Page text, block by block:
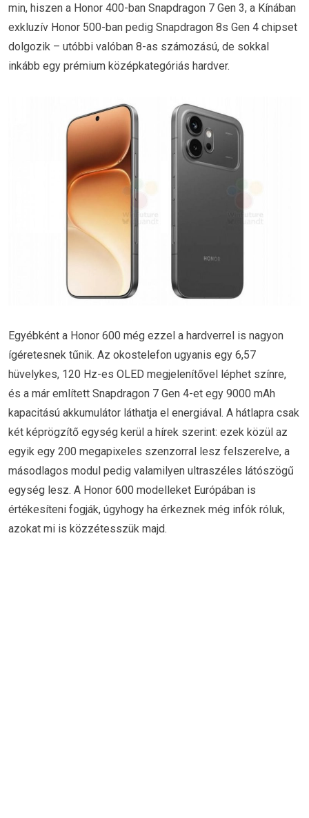
min, hiszen a Honor 400-ban Snapdragon 7 Gen 3, a Kínában
exkluzív Honor 500-ban pedig Snapdragon 8s Gen 4 chipset
dolgozik – utóbbi valóban 8-as számozású, de sokkal
inkább egy prémium középkategóriás hardver.
Egyébként a Honor 600 még ezzel a hardverrel is nagyon
ígéretesnek tűnik. Az okostelefon ugyanis egy 6,57
hüvelykes, 120 Hz-es OLED megjelenítővel léphet színre,
és a már említett Snapdragon 7 Gen 4-et egy 9000 mAh
kapacitású akkumulátor láthatja el energiával. A hátlapra csak
két képrögzítő egység kerül a hírek szerint: ezek közül az
egyik egy 200 megapixeles szenzorral lesz felszerelve, a
másodlagos modul pedig valamilyen ultraszéles látószögű
egység lesz. A Honor 600 modelleket Európában is
értékesíteni fogják, úgyhogy ha érkeznek még infók róluk,
azokat mi is közzétesszük majd.